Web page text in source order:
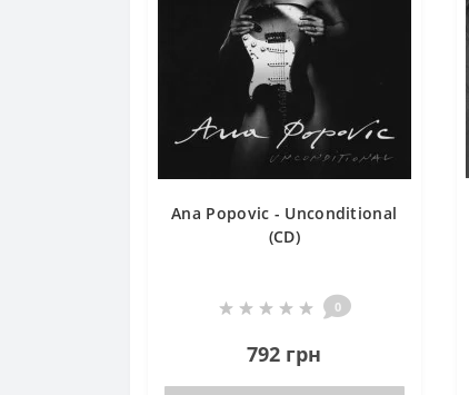
Ana Popovic - Unconditional
(CD)
0
792 грн